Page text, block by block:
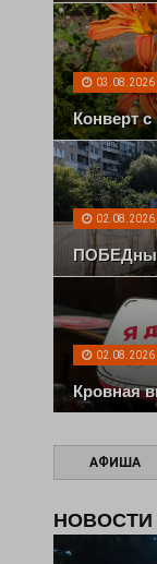
03.08.2026
Конверт
02.08.2026
02.08.2026
Кровная
АФИША
НОВОСТИ